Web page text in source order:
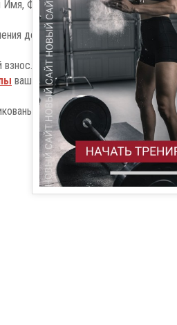
Имя, Фамилия, Отчество, Город и зал в
дополнительной информации по
взнос.
ваш размер футболки и название
задания турнира, стандарты